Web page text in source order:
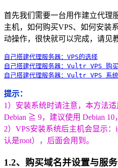
首先我们需要一台用作建立代理
主机，如何购买VPS、如何安装
动操作，很快就可以完成，请见
自己搭建代理服务器：VPS的选择
自己搭建代理服务器：Vultr VPS 购
自己搭建代理服务器：Vultr VPS 系
提示：
1）安装系统时请注意，本方法
Debian ≧ 9，建议使用 Debian 10
2）VPS安装系统后主机会显示
认是root），后面会用到。
1.2、购买域名并设置与服